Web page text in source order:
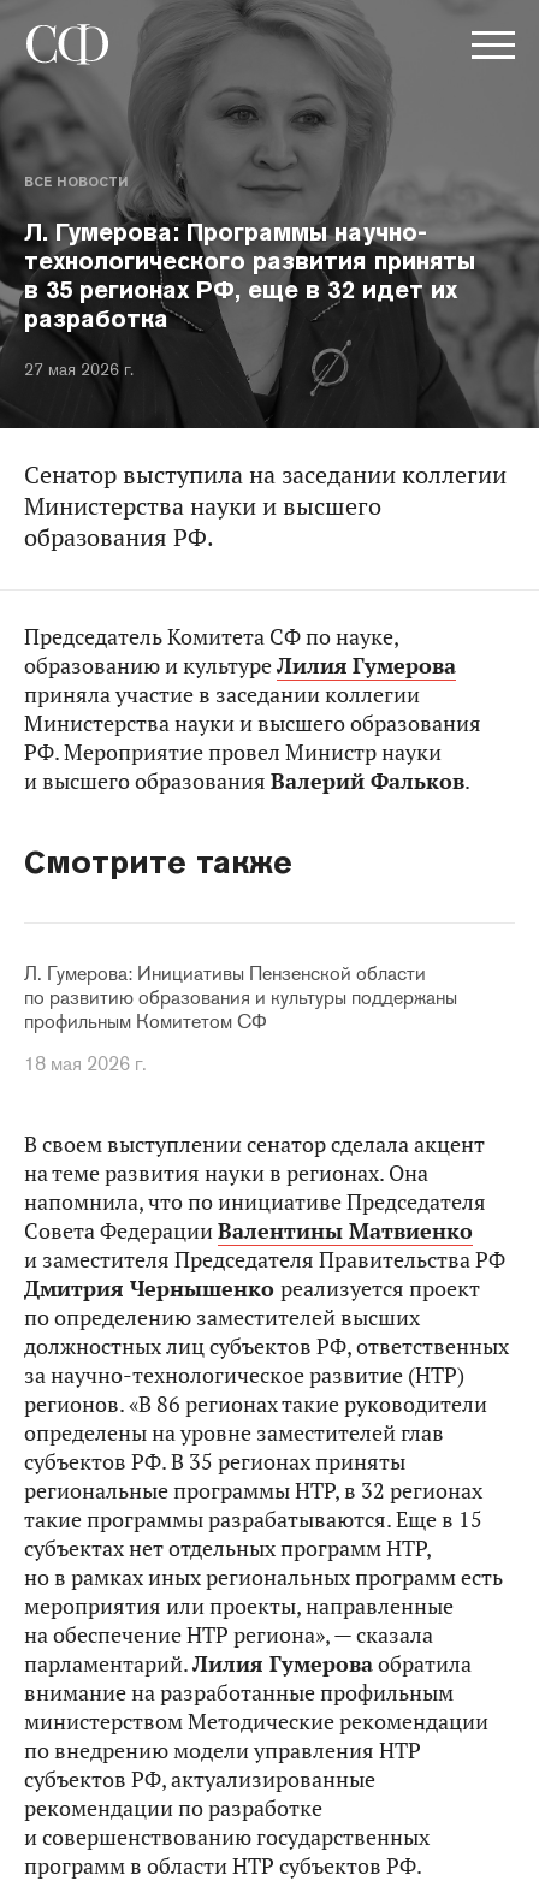
ВСЕ НОВОСТИ
Л. Гумерова: Программы научно-
технологического развития приняты
в 35 регионах РФ, еще в 32 идет их
разработка
27 мая 2026 г.
Сенатор выступила на заседании коллегии
Министерства науки и высшего
образования РФ.
Председатель Комитета СФ по науке,
образованию и культуреЛилия Гумерова
приняла участие в заседании коллегии
Министерства науки и высшего образования
РФ. Мероприятие провел Министр науки
и высшего образования Валерий Фальков.
Смотрите также
Л. Гумерова: Инициативы Пензенской области
по развитию образования и культуры поддержаны
профильным Комитетом СФ
18 мая 2026 г.
В своем выступлении сенатор сделала акцент
на теме развития науки в регионах. Она
напомнила, что по инициативе Председателя
Совета ФедерацииВалентины Матвиенко
и заместителя Председателя Правительства РФ
Дмитрия Чернышенко реализуется проект
по определению заместителей высших
должностных лиц субъектов РФ, ответственных
за научно-технологическое развитие (НТР)
регионов. «В 86 регионах такие руководители
определены на уровне заместителей глав
субъектов РФ. В 35 регионах приняты
региональные программы НТР, в 32 регионах
такие программы разрабатываются. Еще в 15
субъектах нет отдельных программ НТР,
но в рамках иных региональных программ есть
мероприятия или проекты, направленные
на обеспечение НТР региона», — сказала
парламентарий.Лилия Гумероваобратила
внимание на разработанные профильным
министерствомМетодические рекомендации
по внедрению модели управления НТР
субъектов РФ, актуализированные
рекомендации по разработке
и совершенствованию государственных
программ в области НТР субъектов РФ.